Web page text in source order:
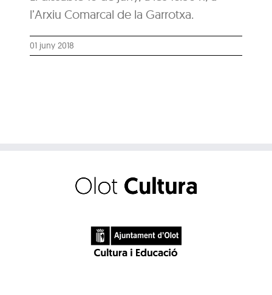
l’Arxiu Comarcal de la Garrotxa.
01 juny 2018